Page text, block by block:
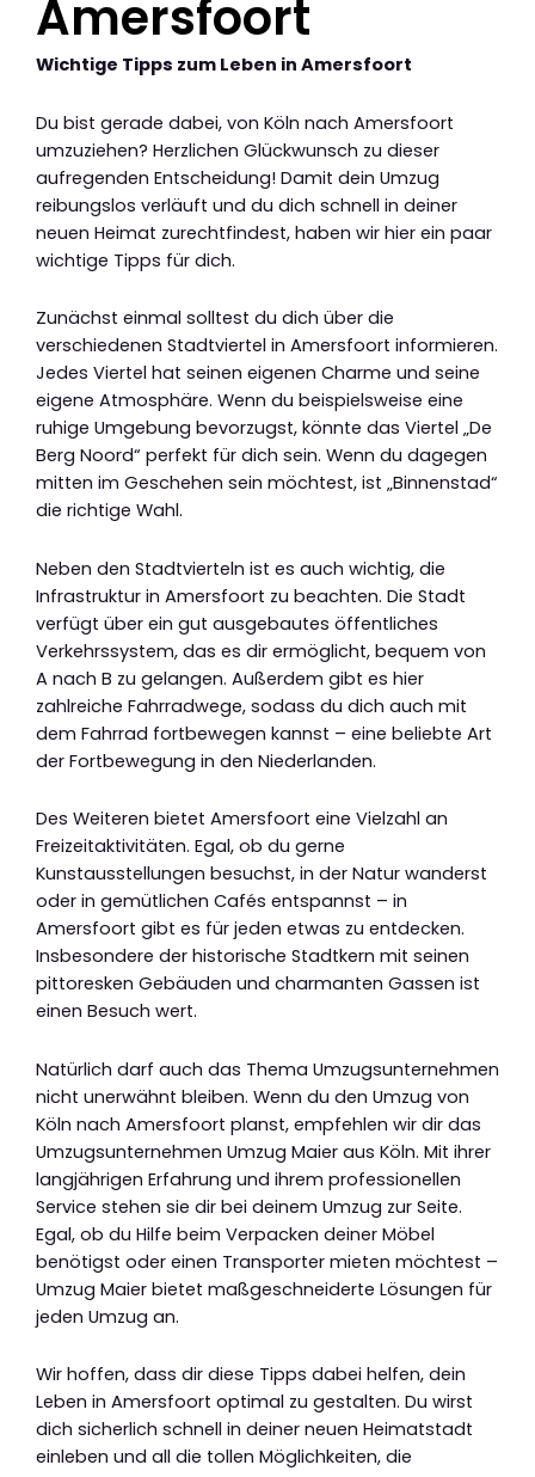
Amersfoort
Wichtige Tipps zum Leben in Amersfoort
Du bist gerade dabei, von Köln nach Amersfoort
umzuziehen? Herzlichen Glückwunsch zu dieser
aufregenden Entscheidung! Damit dein Umzug
reibungslos verläuft und du dich schnell in deiner
neuen Heimat zurechtfindest, haben wir hier ein paar
wichtige Tipps für dich.
Zunächst einmal solltest du dich über die
verschiedenen Stadtviertel in Amersfoort informieren.
Jedes Viertel hat seinen eigenen Charme und seine
eigene Atmosphäre. Wenn du beispielsweise eine
ruhige Umgebung bevorzugst, könnte das Viertel „De
Berg Noord“ perfekt für dich sein. Wenn du dagegen
mitten im Geschehen sein möchtest, ist „Binnenstad“
die richtige Wahl.
Neben den Stadtvierteln ist es auch wichtig, die
Infrastruktur in Amersfoort zu beachten. Die Stadt
verfügt über ein gut ausgebautes öffentliches
Verkehrssystem, das es dir ermöglicht, bequem von
A nach B zu gelangen. Außerdem gibt es hier
zahlreiche Fahrradwege, sodass du dich auch mit
dem Fahrrad fortbewegen kannst – eine beliebte Art
der Fortbewegung in den Niederlanden.
Des Weiteren bietet Amersfoort eine Vielzahl an
Freizeitaktivitäten. Egal, ob du gerne
Kunstausstellungen besuchst, in der Natur wanderst
oder in gemütlichen Cafés entspannst – in
Amersfoort gibt es für jeden etwas zu entdecken.
Insbesondere der historische Stadtkern mit seinen
pittoresken Gebäuden und charmanten Gassen ist
einen Besuch wert.
Natürlich darf auch das Thema Umzugsunternehmen
nicht unerwähnt bleiben. Wenn du den Umzug von
Köln nach Amersfoort planst, empfehlen wir dir das
Umzugsunternehmen Umzug Maier aus Köln. Mit ihrer
langjährigen Erfahrung und ihrem professionellen
Service stehen sie dir bei deinem Umzug zur Seite.
Egal, ob du Hilfe beim Verpacken deiner Möbel
benötigst oder einen Transporter mieten möchtest –
Umzug Maier bietet maßgeschneiderte Lösungen für
jeden Umzug an.
Wir hoffen, dass dir diese Tipps dabei helfen, dein
Leben in Amersfoort optimal zu gestalten. Du wirst
dich sicherlich schnell in deiner neuen Heimatstadt
einleben und all die tollen Möglichkeiten, die